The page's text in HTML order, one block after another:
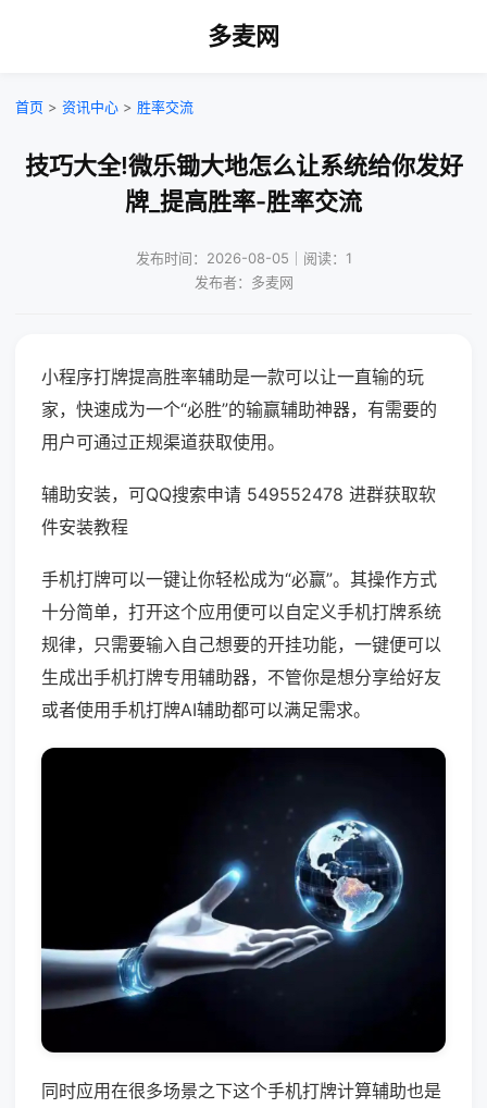
多麦网
首页 > 资讯中心 > 胜率交流
技巧大全!微乐锄大地怎么让系统给你发好
牌_提高胜率-胜率交流
发布时间：2026-08-05｜阅读：1
发布者：多麦网
小程序打牌提高胜率辅助是一款可以让一直输的玩
家，快速成为一个“必胜”的输赢辅助神器，有需要的
用户可通过正规渠道获取使用。
辅助安装，可QQ搜索申请 549552478 进群获取软
件安装教程
手机打牌可以一键让你轻松成为“必赢”。其操作方式
十分简单，打开这个应用便可以自定义手机打牌系统
规律，只需要输入自己想要的开挂功能，一键便可以
生成出手机打牌专用辅助器，不管你是想分享给好友
或者使用手机打牌AI辅助都可以满足需求。
同时应用在很多场景之下这个手机打牌计算辅助也是